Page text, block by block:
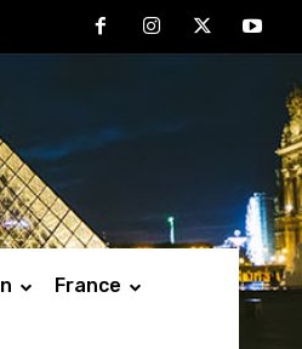
France